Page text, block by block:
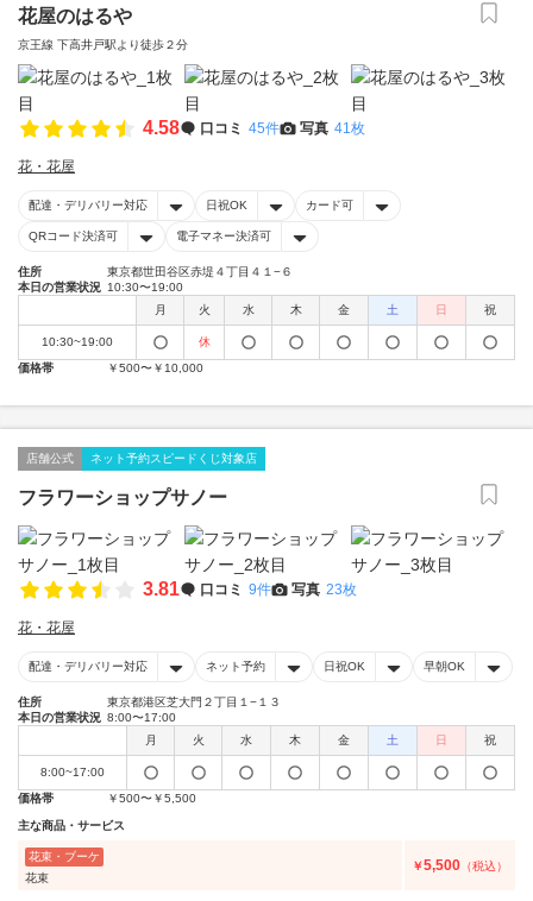
花屋のはるや
京王線 下高井戸駅より徒歩２分
4.58 口コミ 45件 写真 41枚
花・花屋
配達・デリバリー対応 日祝OK カード可
QRコード決済可 電子マネー決済可
住所
東京都世田谷区赤堤４丁目４１−６
本日の営業状況 10:30〜19:00
月
火 水 木 金 土 日 祝
10:30~19:00
休
価格帯
￥500〜￥10,000
店舗公式 ネット予約スピードくじ対象店
フラワーショップサノー
3.81 口コミ 9件 写真 23枚
花・花屋
配達・デリバリー対応 ネット予約 日祝OK 早朝OK
住所
東京都港区芝大門２丁目１−１３
本日の営業状況 8:00〜17:00
月
火 水 木 金 土 日 祝
8:00~17:00
価格帯
￥500〜￥5,500
主な商品・サービス
花束・ブーケ
花束
￥5,500 （税込）